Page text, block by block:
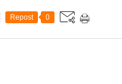
Repost 0